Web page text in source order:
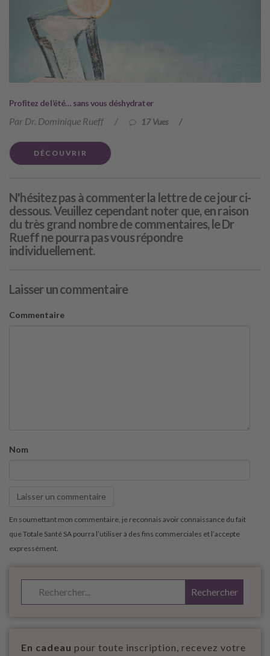
Profitez de l’été… sans vous déshydrater
Par Dr. Dominique Rueff / 17 Vues /
DÉCOUVRIR
N'hésitez pas à commenter la lettre de ce jour ci-
dessous. Veuillez cependant noter que, en raison
du très grand nombre de commentaires, le Dr
Rueff ne pourra pas vous répondre
individuellement.
Laisser un commentaire
Commentaire
Nom
En cadeau pour toute inscription, recevez votre